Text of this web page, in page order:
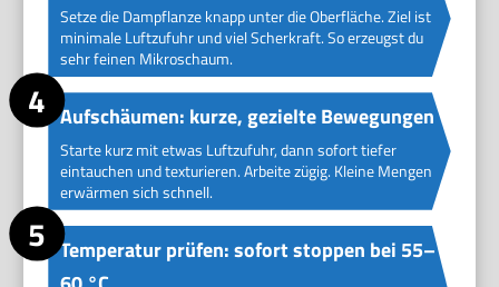
Setze die Dampflanze knapp unter die Oberfläche. Ziel ist
minimale Luftzufuhr und viel Scherkraft. So erzeugst du
sehr feinen Mikroschaum.
Aufschäumen: kurze, gezielte Bewegungen
Starte kurz mit etwas Luftzufuhr, dann sofort tiefer
eintauchen und texturieren. Arbeite zügig. Kleine Mengen
erwärmen sich schnell.
Temperatur prüfen: sofort stoppen bei 55–